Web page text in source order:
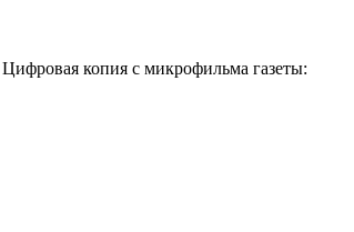
копия с микрофильма газеты: